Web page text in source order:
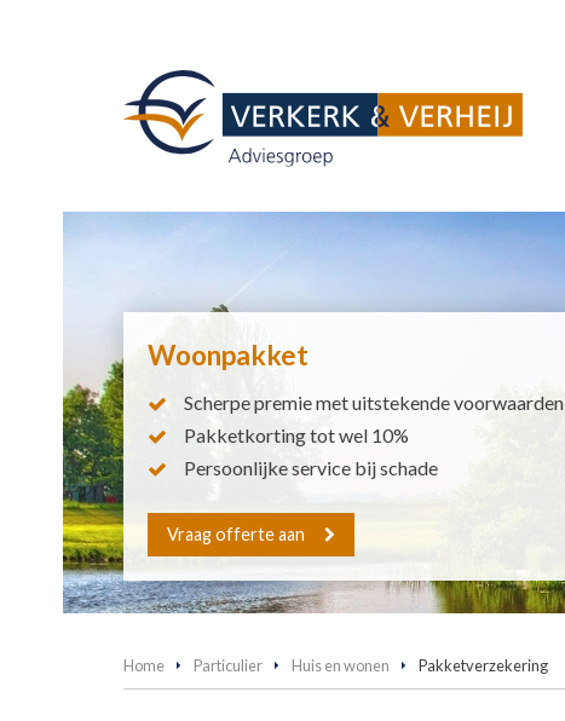
Woonpakket
Scherpe premie met uitstekende voorwaarden
Pakketkorting tot wel 10%
Persoonlijke service bij schade
Vraag offerte aan
Home Particulier Huis en wonen Pakketverzekering